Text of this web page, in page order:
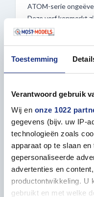
Toestemming
Verantwoord gebruik
Wij en onze 1022
gegevens (bijv. uw IP-
technologieën zoals
apparaat op te slaan
gepersonaliseerde
advertenties en
productontwikkeling. U
gebruikt en met welke
ATOM-serie
Deze verf kenmerkt
vloeieigenschappen
penseel of een
20 ml is voorzien van
waardoor je snel en
het schilderen.
en geurloos,
Ontdek nu het